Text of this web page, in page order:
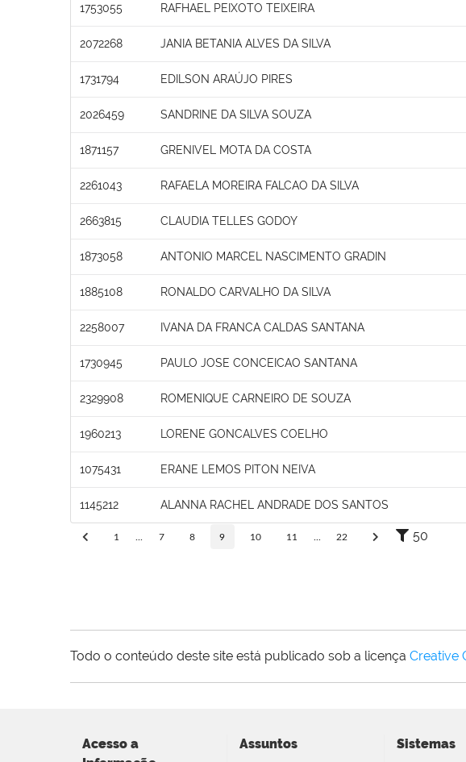
1753055 RAFHAEL PEIXOTO TEIXEIRA
2072268 JANIA BETANIA ALVES DA SILVA
1731794 EDILSON ARAÚJO PIRES
2026459 SANDRINE DA SILVA SOUZA
1871157 GRENIVEL MOTA DA COSTA
2261043 RAFAELA MOREIRA FALCAO DA SILVA
2663815 CLAUDIA TELLES GODOY
1873058 ANTONIO MARCEL NASCIMENTO GRADIN
1885108 RONALDO CARVALHO DA SILVA
2258007 IVANA DA FRANCA CALDAS SANTANA
1730945 PAULO JOSE CONCEICAO SANTANA
2329908 ROMENIQUE CARNEIRO DE SOUZA
1960213 LORENE GONCALVES COELHO
1075431 ERANE LEMOS PITON NEIVA
1145212 ALANNA RACHEL ANDRADE DOS SANTOS
1 7 8 9 10 11 22 50
Todo o conteúdo deste site está publicado sob a licença Creative
Acesso a
Assuntos Sistemas